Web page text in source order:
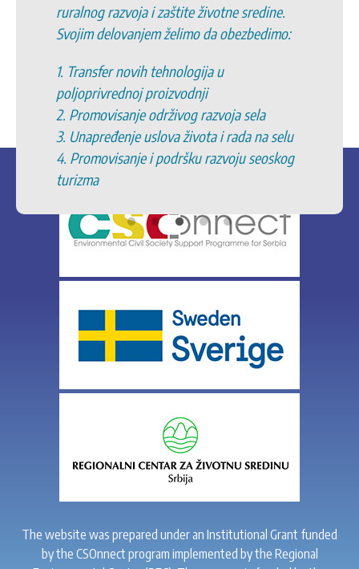
ruralnog razvoja i zaštite životne sredine.
Svojim delovanjem želimo da obezbedimo:
1. Transfer novih tehnologija u
poljoprivrednoj proizvodnji
2. Promovisanje održivog razvoja sela
3. Unapređenje uslova života i rada na selu
4. Promovisanje i podršku razvoju seoskog
turizma
The website was prepared under an Institutional Grant funded
by the CSOnnect program implemented by the Regional